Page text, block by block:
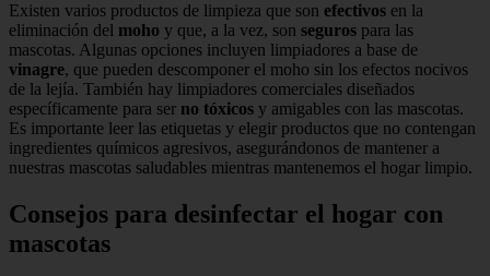
Existen varios productos de limpieza que son efectivos en la
eliminación del moho y que, a la vez, son seguros para las
mascotas. Algunas opciones incluyen limpiadores a base de
vinagre, que pueden descomponer el moho sin los efectos nocivos
de la lejía. También hay limpiadores comerciales diseñados
específicamente para ser no tóxicos y amigables con las mascotas.
Es importante leer las etiquetas y elegir productos que no contengan
ingredientes químicos agresivos, asegurándonos de mantener a
nuestras mascotas saludables mientras mantenemos el hogar limpio.
Consejos para desinfectar el hogar con
mascotas